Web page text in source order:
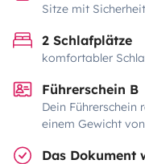
Sitze mit
2 Schlafplätze
komfortabler
Führerschein B
Dein Führerschein
einem Gewicht
Das Dokument